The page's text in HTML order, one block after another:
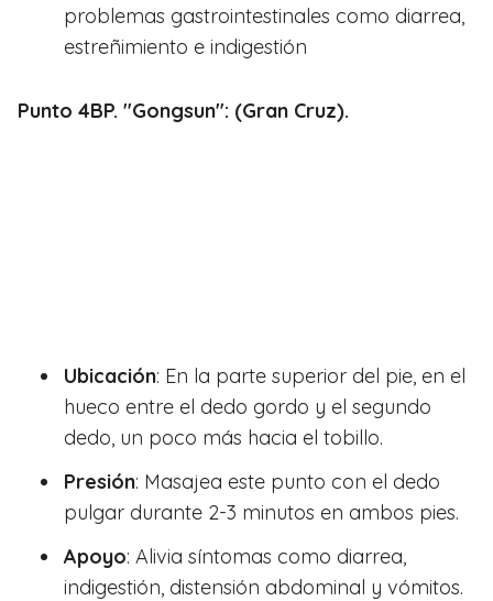
problemas gastrointestinales como diarrea,
estreñimiento e indigestión
Punto 4BP. "Gongsun": (Gran Cruz).
Ubicación: En la parte superior del pie, en el
hueco entre el dedo gordo y el segundo
dedo, un poco más hacia el tobillo.
Presión: Masajea este punto con el dedo
pulgar durante 2-3 minutos en ambos pies.
Apoyo: Alivia síntomas como diarrea,
indigestión, distensión abdominal y vómitos.